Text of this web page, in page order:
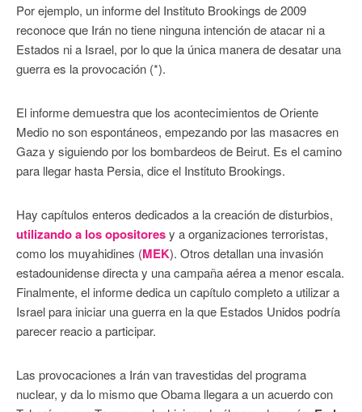
Por ejemplo, un informe del Instituto Brookings de 2009
reconoce que Irán no tiene ninguna intención de atacar ni a
Estados ni a Israel, por lo que la única manera de desatar una
guerra es la provocación (*).
El informe demuestra que los acontecimientos de Oriente
Medio no son espontáneos, empezando por las masacres en
Gaza y siguiendo por los bombardeos de Beirut. Es el camino
para llegar hasta Persia, dice el Instituto Brookings.
Hay capítulos enteros dedicados a la creación de disturbios,
utilizando a los opositoresy a organizaciones terroristas,
como los muyahidines (MEK). Otros detallan una invasión
estadounidense directa y una campaña aérea a menor escala.
Finalmente, el informe dedica un capítulo completo a utilizar a
Israel para iniciar una guerra en la que Estados Unidos podría
parecer reacio a participar.
Las provocaciones a Irán van travestidas del programa
nuclear, y da lo mismo que Obama llegara a un acuerdo con